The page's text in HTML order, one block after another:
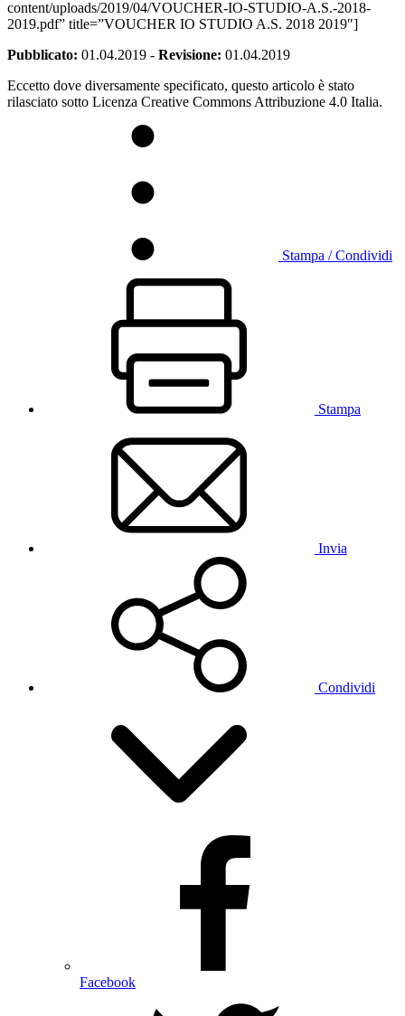
content/uploads/2019/04/VOUCHER-IO-STUDIO-A.S.-2018-
2019.pdf” title=”VOUCHER IO STUDIO A.S. 2018 2019″]
Pubblicato: 01.04.2019 - Revisione: 01.04.2019
Eccetto dove diversamente specificato, questo articolo è stato
rilasciato sotto Licenza Creative Commons Attribuzione 4.0 Italia.
Stampa / Condividi
Stampa
Invia
Condividi
Facebook